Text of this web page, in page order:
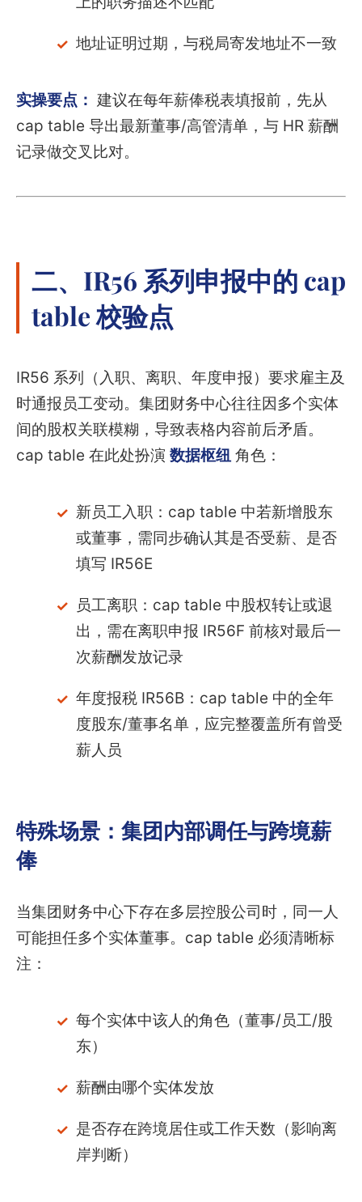
地址证明过期，与税局寄发地址不一致
实操要点： 建议在每年薪俸税表填报前，先从
cap table 导出最新董事/高管清单，与 HR 薪酬
记录做交叉比对。
二、IR56 系列申报中的 cap
table 校验点
IR56 系列（入职、离职、年度申报）要求雇主及
时通报员工变动。集团财务中心往往因多个实体
间的股权关联模糊，导致表格内容前后矛盾。
cap table 在此处扮演 数据枢纽 角色：
新员工入职：cap table 中若新增股东
或董事，需同步确认其是否受薪、是否
填写 IR56E
员工离职：cap table 中股权转让或退
出，需在离职申报 IR56F 前核对最后一
次薪酬发放记录
年度报税 IR56B：cap table 中的全年
度股东/董事名单，应完整覆盖所有曾受
薪人员
特殊场景：集团内部调任与跨境薪
俸
当集团财务中心下存在多层控股公司时，同一人
可能担任多个实体董事。cap table 必须清晰标
注：
每个实体中该人的角色（董事/员工/股
东）
薪酬由哪个实体发放
是否存在跨境居住或工作天数（影响离
岸判断）